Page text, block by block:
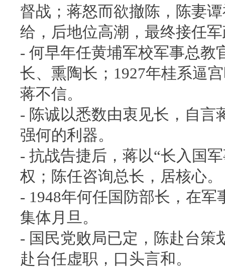
督战；蒋怒而欲撤陈，陈妻
给，后地位高潮，最终接任
- 何早年任黄埔军校军事总教
长、熏陶长；1927年桂系逼
蒋不信。
- 陈诚以悉数由衷见长，自言
强何的利器。
- 抗战告捷后，蒋以“长入国
权；陈任咨询总长，居核心。
- 1948年何任国防部长，在
集体月旦。
- 国民党败局已定，陈赴台策
赴台任虚职，口头言和。